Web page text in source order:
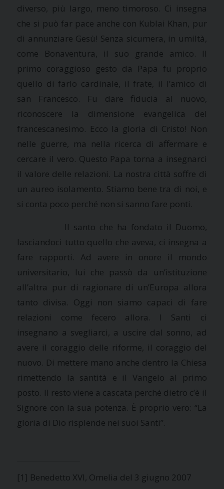
diverso, più largo, meno timoroso. Ci insegna
che si può far pace anche con Kublai Khan, pur
di annunziare Gesù! Senza sicumera, in umiltà,
come Bonaventura, il suo grande amico. Il
primo coraggioso gesto da Papa fu proprio
quello di farlo cardinale, il frate, il l’amico di
san Francesco. Fu dare fiducia al nuovo,
riconoscere la dimensione evangelica del
francescanesimo. Ecco la gloria di Cristo! Non
nelle guerre, ma nella ricerca di affermare e
cercare il vero. Questo Papa torna a insegnarci
il valore delle relazioni. La nostra città soffre di
un aureo isolamento. Stiamo bene tra di noi, e
si conta poco perché non si sanno fare ponti.
Il santo che ha fondato il Duomo,
lasciandoci tutto quello che aveva, ci insegna a
fare rapporti. Ad avere in onore il mondo
universitario, lui che passò da un’istituzione
all’altra pur di ragionare di un’Europa allora
tanto divisa. Oggi non siamo capaci di fare
relazioni come fecero allora. I Santi ci
insegnano a svegliarci, a uscire dal sonno, ad
avere il coraggio delle riforme, il coraggio del
nuovo. Di mettere mano anche dentro la Chiesa
rimettendo la santità e il Vangelo al primo
posto. Il resto viene a cascata perché dietro c’è il
Signore con la sua potenza. È proprio vero: “La
gloria di Dio risplende nei suoi Santi”.
[1] Benedetto XVI, Omelia del 3 giugno 2007